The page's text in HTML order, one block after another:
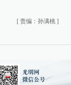
[ 责编：孙满桃 ]